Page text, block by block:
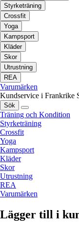
Styrketräning
Crossfit
Yoga
Kampsport
Kläder
Skor
Utrustning
REA
Varumärken
Kundservice i Frankrike
Sök
Träning och Kondition
Styrketräning
Crossfit
Yoga
Kampsport
Kläder
Skor
Utrustning
REA
Varumärken
Lägger till i